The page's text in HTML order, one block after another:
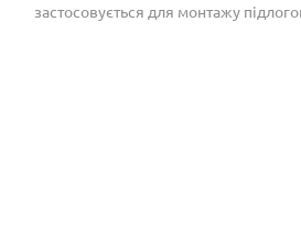
застосовується для монтажу